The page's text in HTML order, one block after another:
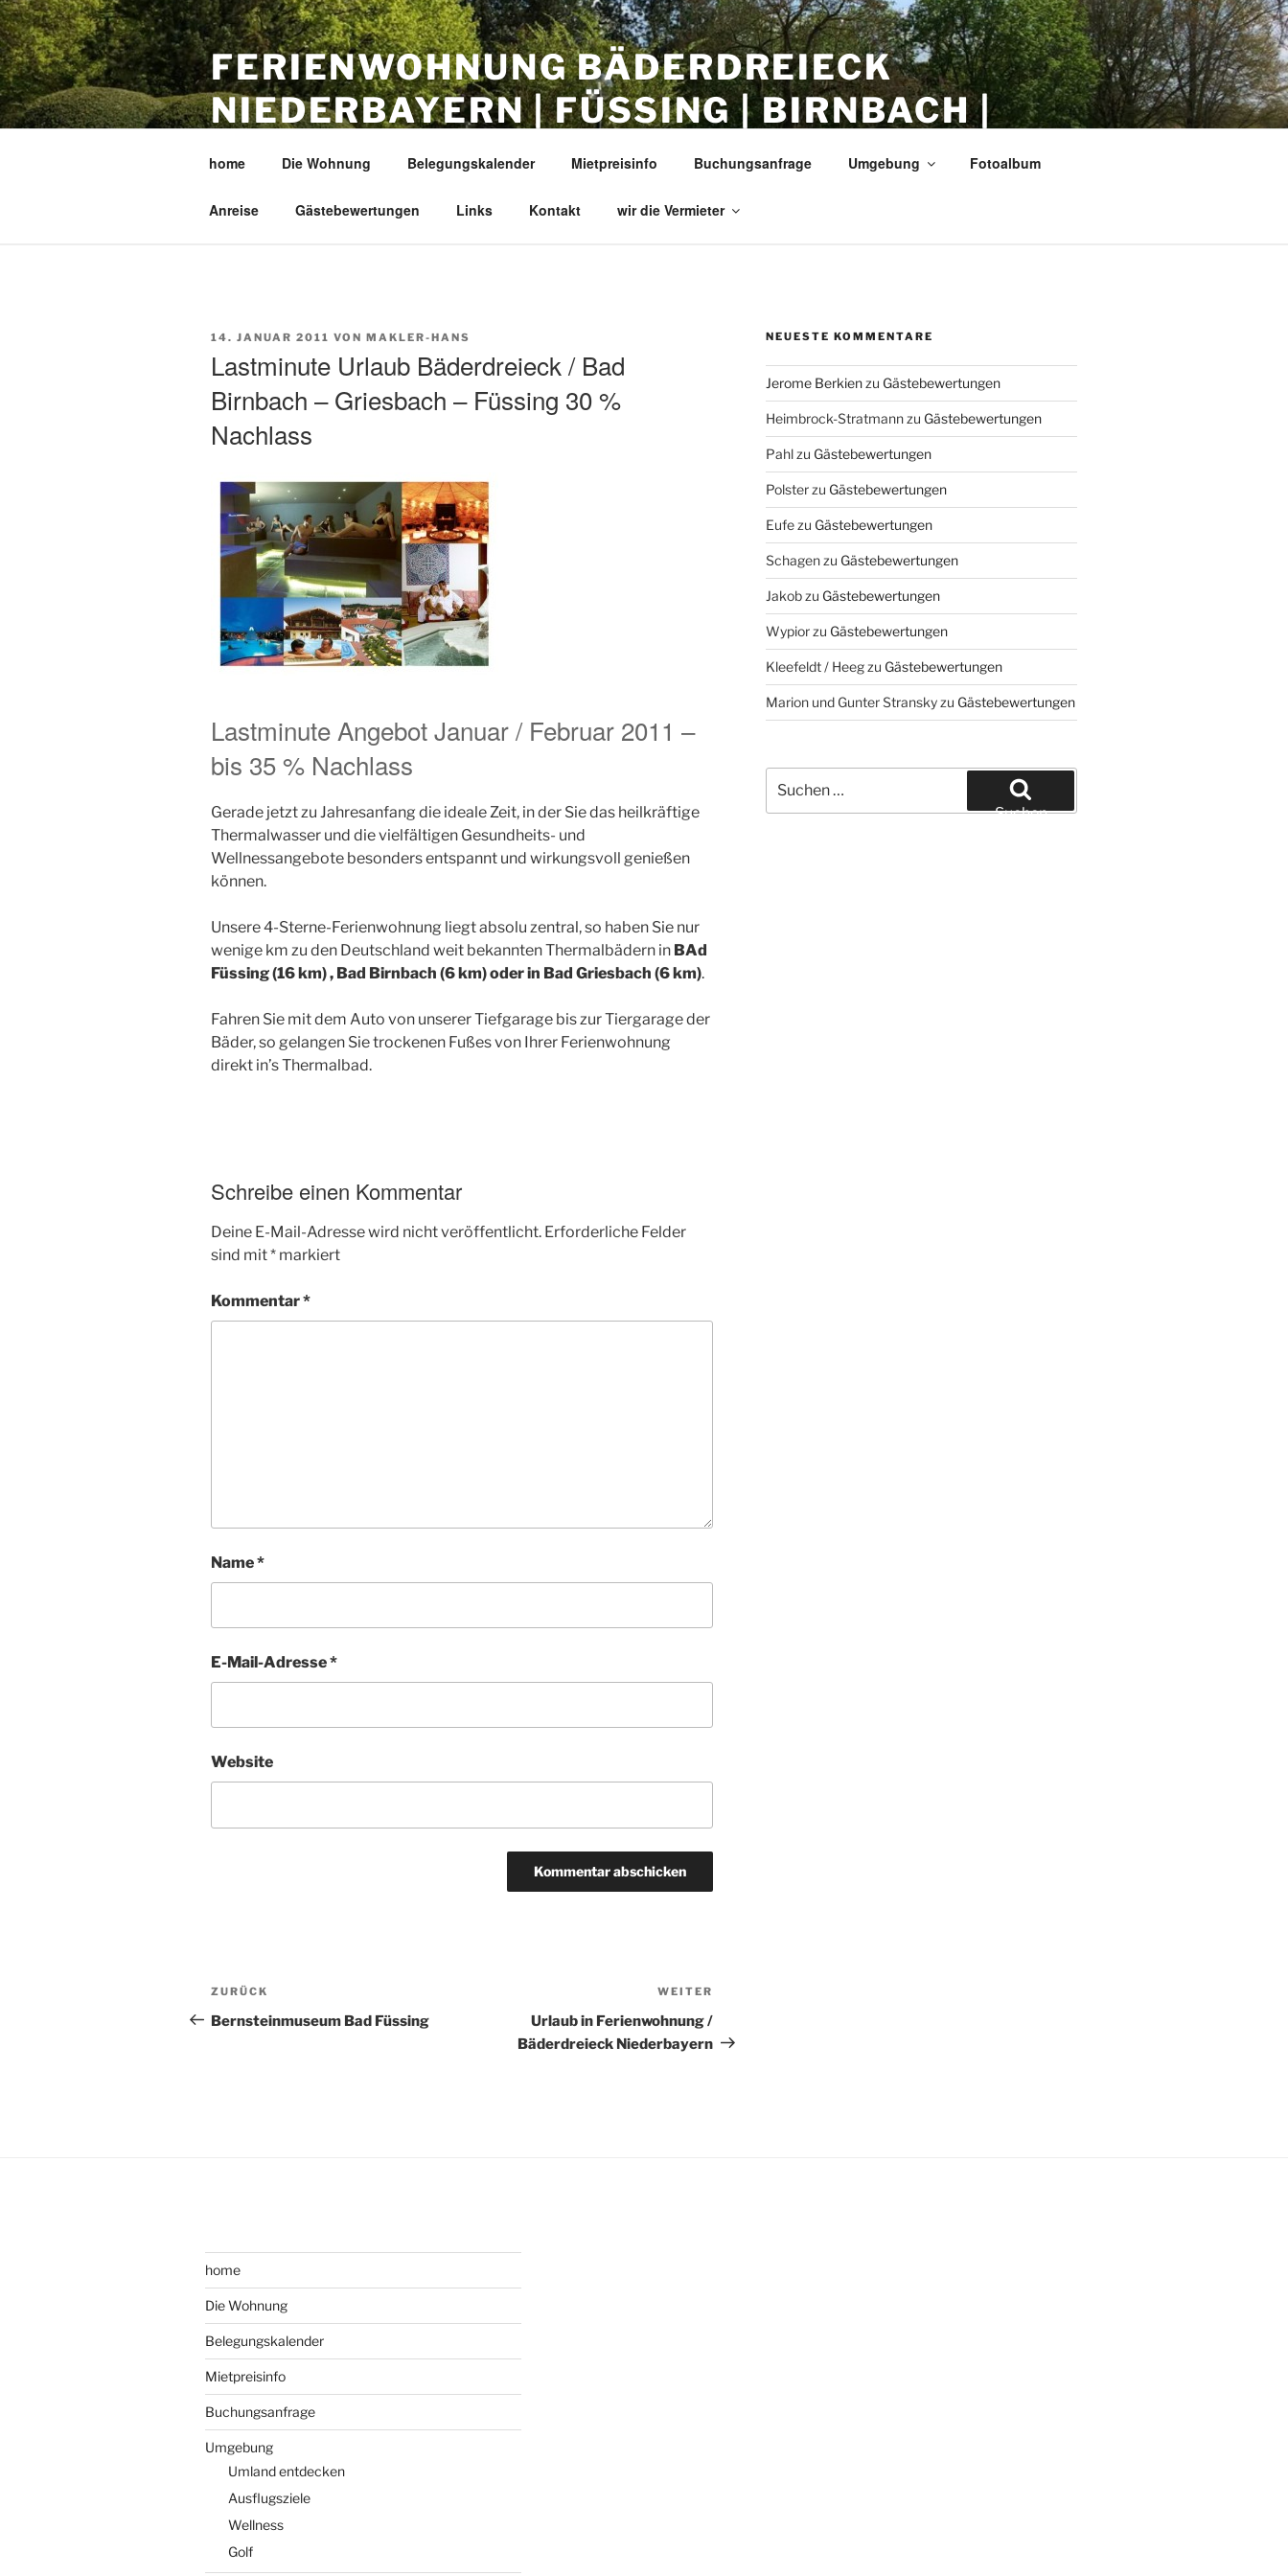
Zum
Inhalt
springen
FERIENWOHNUNG BÄDERDREIECK
NIEDERBAYERN | FÜSSING | BIRNBACH |
GRIESBACH |
home Die Wohnung Belegungskalender Mietpreisinfo Buchungsanfrage Umgebung Fotoalbum
Anreise Gästebewertungen Links Kontakt wir die Vermieter
VERÖFFENTLICHT
14. JANUAR 2011 VON MAKLER-HANS
Lastminute Urlaub Bäderdreieck / Bad
Birnbach – Griesbach – Füssing 30 %
Nachlass
Lastminute Angebot Januar / Februar 2011 –
bis 35 % Nachlass
Gerade jetzt zu Jahresanfang die ideale Zeit, in der Sie das heilkräftige
Thermalwasser und die vielfältigen Gesundheits- und
Wellnessangebote besonders entspannt und wirkungsvoll genießen
können.
Unsere 4-Sterne-Ferienwohnung liegt absolu zentral, so haben Sie nur
wenige km zu den Deutschland weit bekannten Thermalbädern in BAd
Füssing (16 km) , Bad Birnbach (6 km) oder in Bad Griesbach (6 km).
Fahren Sie mit dem Auto von unserer Tiefgarage bis zur Tiergarage der
Bäder, so gelangen Sie trockenen Fußes von Ihrer Ferienwohnung
direkt in’s Thermalbad.
Schreibe einen Kommentar
Deine E-Mail-Adresse wird nicht veröffentlicht. Erforderliche Felder
sind mit* markiert
Kommentar*
Name*
E-Mail-Adresse*
Website
Beitragsnavigation
Vorheriger
Beitrag
ZURÜCK
Bernsteinmuseum Bad Füssing
Beitrag
WEITER
Urlaub in Ferienwohnung /
Bäderdreieck Niederbayern
NEUESTE KOMMENTARE
Jerome Berkienzu Gästebewertungen
Heimbrock-Stratmannzu Gästebewertungen
Pahlzu Gästebewertungen
Polsterzu Gästebewertungen
Eufezu Gästebewertungen
Schagenzu Gästebewertungen
Jakobzu Gästebewertungen
Wypiorzu Gästebewertungen
Kleefeldt / Heegzu Gästebewertungen
Marion und Gunter Stranskyzu Gästebewertungen
nach:
Suchen
home
Die Wohnung
Belegungskalender
Mietpreisinfo
Buchungsanfrage
Umgebung
Umland entdecken
Ausflugsziele
Wellness
Golf